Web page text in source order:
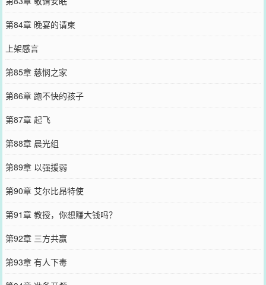
第84章 晚宴的请柬
上架感言
第85章 慈悯之家
第86章 跑不快的孩子
第87章 起飞
第88章 晨光组
第89章 以强援弱
第90章 艾尔比昂特使
第91章 教授，你想赚大钱吗？
第92章 三方共赢
第93章 有人下毒